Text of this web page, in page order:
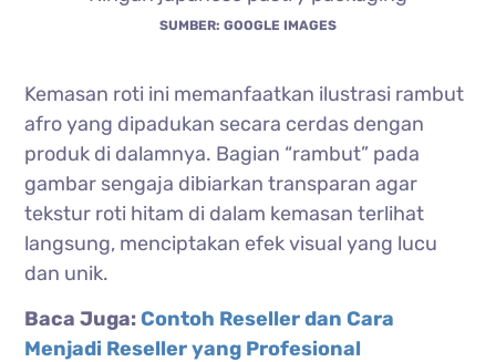
SUMBER: GOOGLE IMAGES
Kemasan roti ini memanfaatkan ilustrasi rambut
afro yang dipadukan secara cerdas dengan
produk di dalamnya. Bagian “rambut” pada
gambar sengaja dibiarkan transparan agar
tekstur roti hitam di dalam kemasan terlihat
langsung, menciptakan efek visual yang lucu
dan unik.
Baca Juga:Contoh Reseller dan Cara
Menjadi Reseller yang Profesional